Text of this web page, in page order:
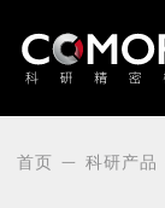
首页 科研产品